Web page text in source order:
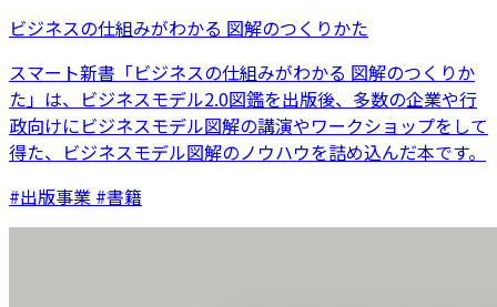
ビジネスの仕組みがわかる 図解のつくりかた
スマート新書「ビジネスの仕組みがわかる 図解のつくりか
た」は、ビジネスモデル2.0図鑑を出版後、多数の企業や行
政向けにビジネスモデル図解の講演やワークショップをして
得た、ビジネスモデル図解のノウハウを詰め込んだ本です。
#出版事業 #書籍